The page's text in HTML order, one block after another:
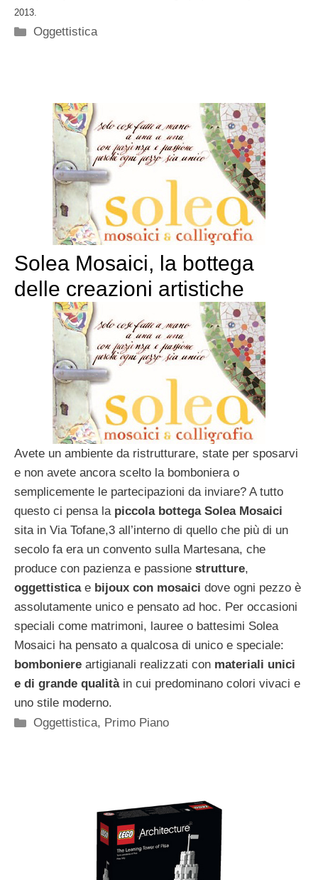
2013.
Categorie
Oggettistica
Solea Mosaici, la bottega
delle creazioni artistiche
Avete un ambiente da ristrutturare, state per sposarvi
e non avete ancora scelto la bomboniera o
semplicemente le partecipazioni da inviare? A tutto
questo ci pensa la piccola bottega Solea Mosaici
sita in Via Tofane,3 all’interno di quello che più di un
secolo fa era un convento sulla Martesana, che
produce con pazienza e passione strutture,
oggettisticae bijoux con mosaici dove ogni pezzo è
assolutamente unico e pensato ad hoc. Per occasioni
speciali come matrimoni, lauree o battesimi Solea
Mosaici ha pensato a qualcosa di unico e speciale:
bomboniere artigianali realizzati con materiali unici
e di grande qualitàin cui predominano colori vivaci e
uno stile moderno.
Categorie
Oggettistica, Primo Piano